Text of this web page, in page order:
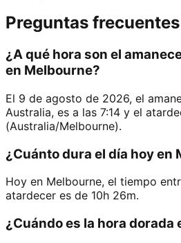
Preguntas frecuentes
¿A qué hora son el
en Melbourne?
El 9 de agosto de 2026, el
Australia, es a las 7:14 y el
(Australia/Melbourne).
¿Cuánto dura el día hoy en
Hoy en Melbourne, el tiempo
atardecer es de 10h 26m.
¿Cuándo es la hora dorada